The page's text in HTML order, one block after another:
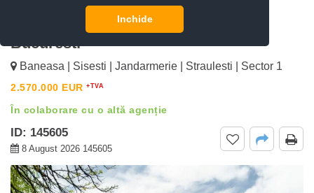
Inchide
privata si vedere catre lac Sisesti,
Bucuresti
Baneasa | Sisesti | Jandarmerie | Straulesti | Sector 1
2.570.000 EUR +TVA
În colaborare cu o altă agenție
ID: 145605
8 August 2026 145605